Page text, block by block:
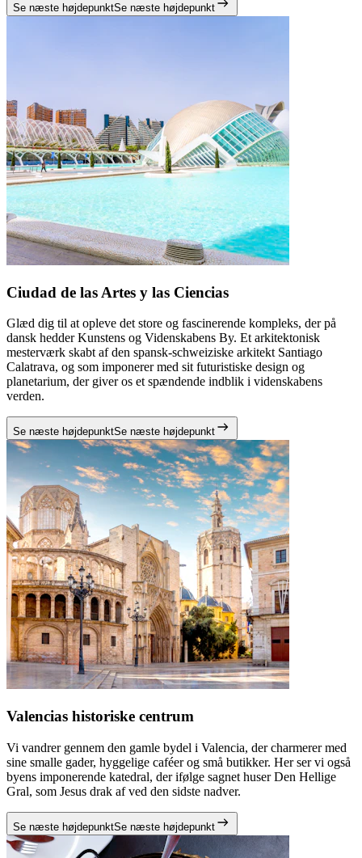
Se næste højdepunktSe næste højdepunkt
Ciudad de las Artes y las Ciencias
Glæd dig til at opleve det store og fascinerende kompleks, der på
dansk hedder Kunstens og Videnskabens By. Et arkitektonisk
mesterværk skabt af den spansk-schweiziske arkitekt Santiago
Calatrava, og som imponerer med sit futuristiske design og
planetarium, der giver os et spændende indblik i videnskabens
verden.
Se næste højdepunktSe næste højdepunkt
Valencias historiske centrum
Vi vandrer gennem den gamle bydel i Valencia, der charmerer med
sine smalle gader, hyggelige caféer og små butikker. Her ser vi også
byens imponerende katedral, der ifølge sagnet huser Den Hellige
Gral, som Jesus drak af ved den sidste nadver.
Se næste højdepunktSe næste højdepunkt